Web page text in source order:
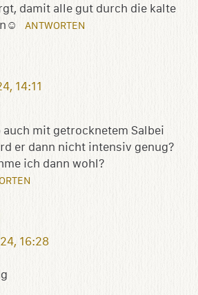
damit alle gut durch die kalte
ANTWORTEN
14:11
auch mit getrocknetem Salbei
er dann nicht intensiv genug?
ich dann wohl?
16:28